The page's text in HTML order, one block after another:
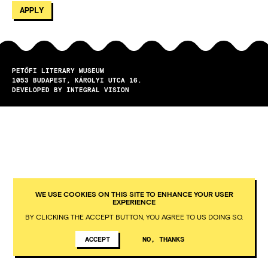
PETŐFI LITERARY MUSEUM
1053
BUDAPEST
KÁROLYI UTCA 16.
DEVELOPED BY INTEGRAL VISION
WE USE COOKIES ON THIS SITE TO ENHANCE YOUR USER
EXPERIENCE
BY CLICKING THE ACCEPT BUTTON, YOU AGREE TO US DOING SO.
ACCEPT NO, THANKS